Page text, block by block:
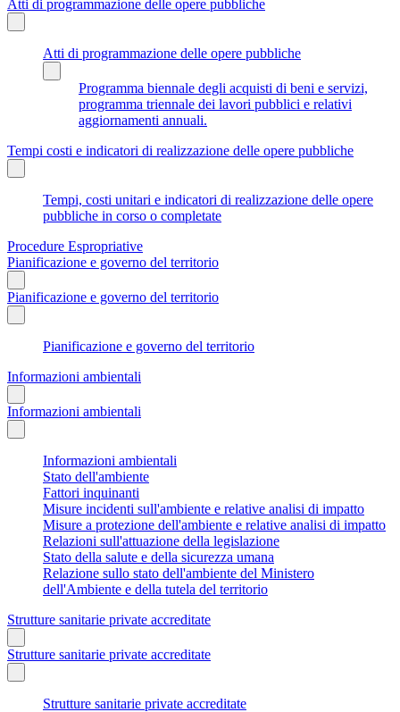
Atti di programmazione delle opere pubbliche
Atti di programmazione delle opere pubbliche
Programma biennale degli acquisti di beni e servizi,
programma triennale dei lavori pubblici e relativi
aggiornamenti annuali.
Tempi costi e indicatori di realizzazione delle opere pubbliche
Tempi, costi unitari e indicatori di realizzazione delle opere
pubbliche in corso o completate
Procedure Espropriative
Pianificazione e governo del territorio
Pianificazione e governo del territorio
Pianificazione e governo del territorio
Informazioni ambientali
Informazioni ambientali
Informazioni ambientali
Stato dell'ambiente
Fattori inquinanti
Misure incidenti sull'ambiente e relative analisi di impatto
Misure a protezione dell'ambiente e relative analisi di impatto
Relazioni sull'attuazione della legislazione
Stato della salute e della sicurezza umana
Relazione sullo stato dell'ambiente del Ministero
dell'Ambiente e della tutela del territorio
Strutture sanitarie private accreditate
Strutture sanitarie private accreditate
Strutture sanitarie private accreditate